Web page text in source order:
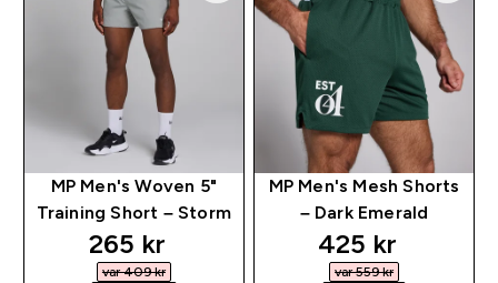
MP Men's Woven 5"
Training Short – Storm
discounted price
265 kr‎
var 409 kr‎
MP Men's Mesh Shorts
– Dark Emerald
discounted
425 kr‎
var 559 kr‎